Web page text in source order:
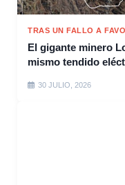
TRAS UN FALLO A
El gigante minero
mismo tendido
30 JULIO, 2026